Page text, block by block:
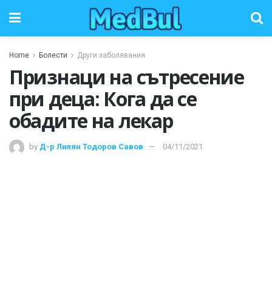
Home Болести Други заболявания
Признаци на сътресение
при деца: Кога да се
обадите на лекар
by Д-р Лилян Тодоров Савов 04/11/2021